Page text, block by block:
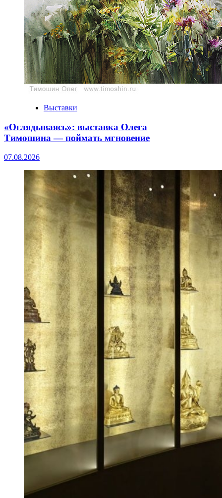
Выставки
«Оглядываясь»: выставка Олега
Тимошина — поймать мгновение
07.08.2026